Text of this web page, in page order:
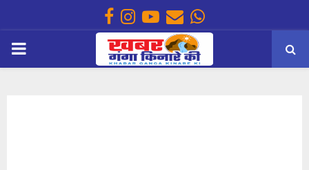
Facebook
Instagram
Youtube
EmailWhatsapp
PRIMARY